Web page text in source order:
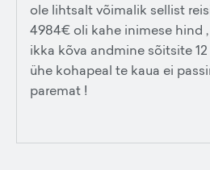
ole lihtsalt võimalik sellist
4984€ oli kahe inimese hind
ikka kõva andmine sõitsite
ühe kohapeal te kaua ei
paremat !